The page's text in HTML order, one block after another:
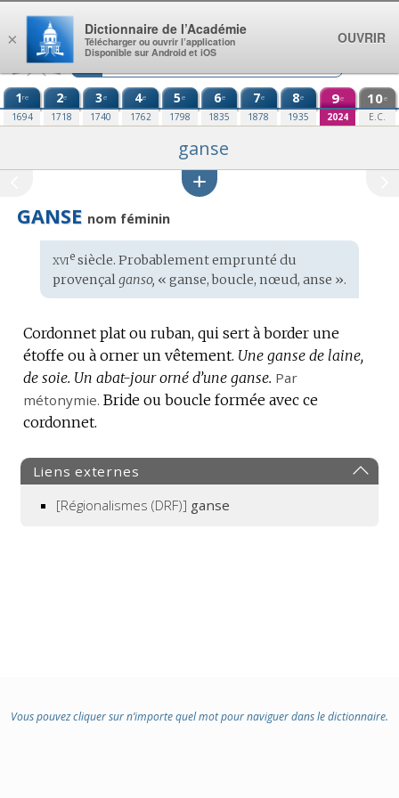
Aller au contenu
1re
1694
2e
1718
3e
1740
4e
1762
5e
1798
6e
1835
7e
1878
8e
1935
9e
2024
10e
E.C.
ganse
GANSE nom féminin
Étymologie
:
xviesiècle. Probablement emprunté du
provençalganso, « ganse, boucle, nœud, anse ».
Cordonnet plat ou ruban, qui sert à border une
étoffe ou à orner un vêtement. Une ganse de laine,
de soie. Un abat-jour orné d’une ganse. Par
métonymie. Bride ou boucle formée avec ce
cordonnet.
Liens externes
[Régionalismes (DRF)] ganse
Vous pouvez cliquer sur n’importe quel mot pour naviguer dans le dictionnaire.
×
Dictionnaire de l’Académie
Télécharger ou ouvrir l’application
Disponible sur Android et iOS
OUVRIR